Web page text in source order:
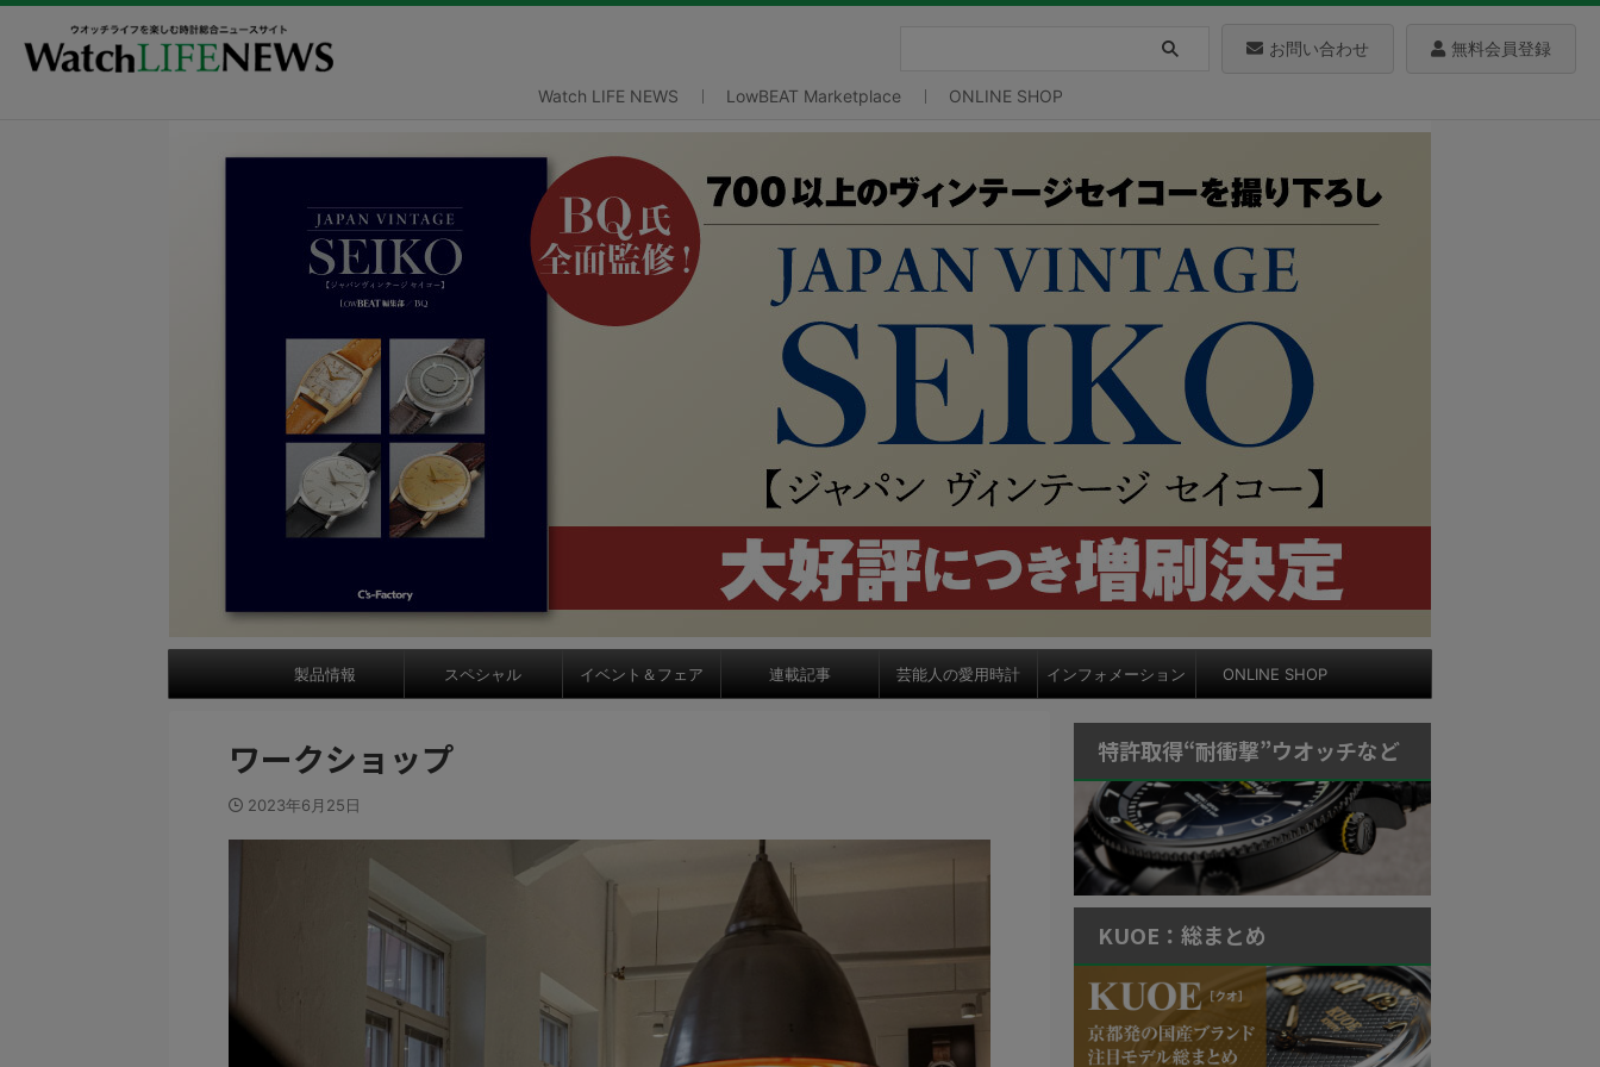
お問い合わせ 無料会員登録
Watch LIFE NEWS LowBEAT Marketplace ONLINE SHOP
製品情報 スペシャル イベント＆フェア 連載記事 芸能人の愛用時計 インフォメーション ONLINE SHOP
ワークショップ
2023年6月25日
特許取得“耐衝撃”ウオッチなど
KUOE：総まとめ